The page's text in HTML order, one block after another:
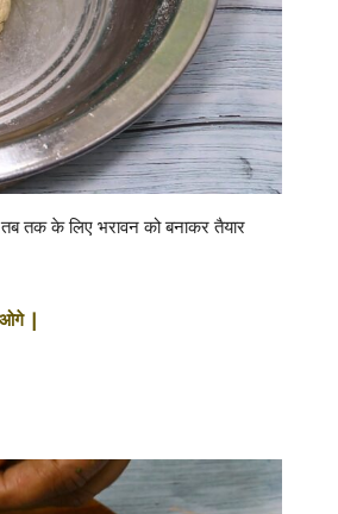
के लिए भरावन को बनाकर तैयार
|